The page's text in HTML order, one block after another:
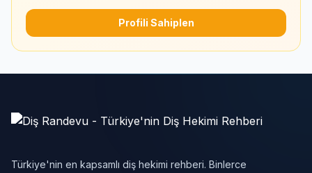
Profili Sahiplen
Türkiye'nin en kapsamlı diş hekimi rehberi. Binlerce